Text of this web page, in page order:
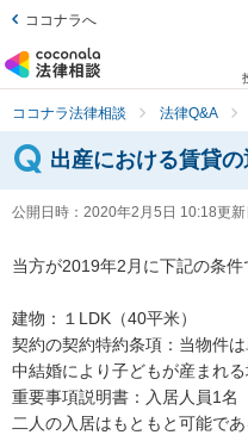
ココナラへ
ココナラ法律相談 法律Q&A
出産における賃貸
公開日時： 2020年2月5日 10:18更新
当方が2019年2月に下記の条件
建物：１LDK（40平米）
契約の契約特約条項：当物件
中結婚により子どもが産まれ
重要事項説明書：入居人員1名
二人の入居はもともと可能で